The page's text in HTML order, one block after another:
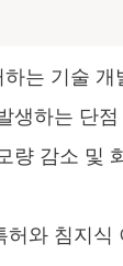
는 기술 개
생하는 단점
량 감소 및
와 침지식